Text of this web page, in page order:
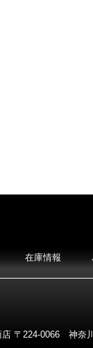
在庫情報
〒224-0066 神奈